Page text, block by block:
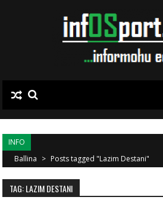
INFO
Ballina > Posts tagged "Lazim Destani"
TAG: LAZIM DESTANI